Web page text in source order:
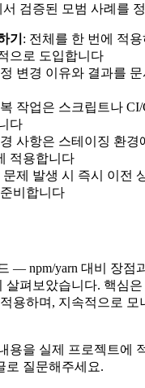
검증된 모범 사례를
기 : 전체를 한 번에 적
으로 도입합니다
변경 이유와 결과를
작업은 스크립트나
다
사항은 스테이징 환경
적용합니다
문제 발생 시 즉시 이전
비합니다
— npm/yarn 대비 장점
살펴보았습니다. 핵심
용하며, 지속적으로 모
용을 실제 프로젝트에
로 질문해주세요.